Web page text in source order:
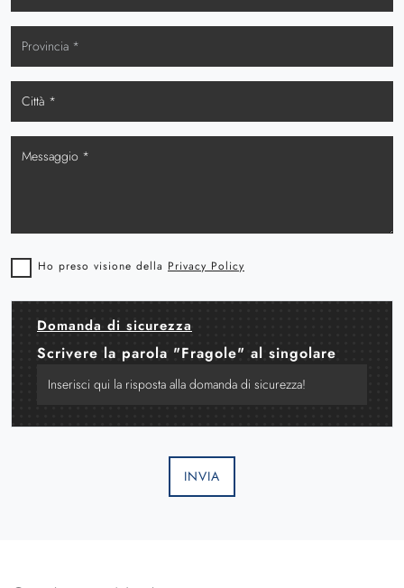
Ho preso visione della Privacy Policy
Domanda di sicurezza
Scrivere la parola "Fragole" al singolare
INVIA